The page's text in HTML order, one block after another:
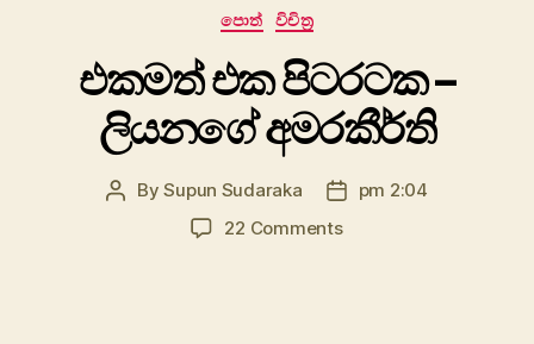
Categories
පොත් විචිත්‍ර
එකමත් එක පිටරටක –
ලියනගේ අමරකීර්ති
PostBySupun Sudaraka
Postpm 2:04
22 Commentson